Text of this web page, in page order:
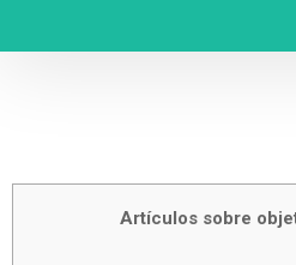
Artículos sobre